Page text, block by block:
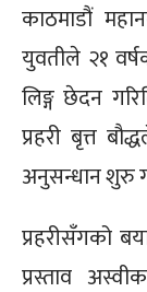
काठमाडौं
युवतीले २१
लिङ्ग छेदन
प्रहरी बृत्त
अनुसन्धान शुरु
प्रहरीसँगको
प्रस्ताव